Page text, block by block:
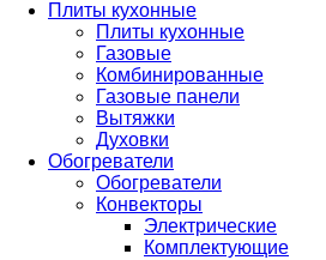
Плиты кухонные
Плиты кухонные
Газовые
Комбинированные
Газовые панели
Вытяжки
Духовки
Обогреватели
Обогреватели
Конвекторы
Электрические
Комплектующие